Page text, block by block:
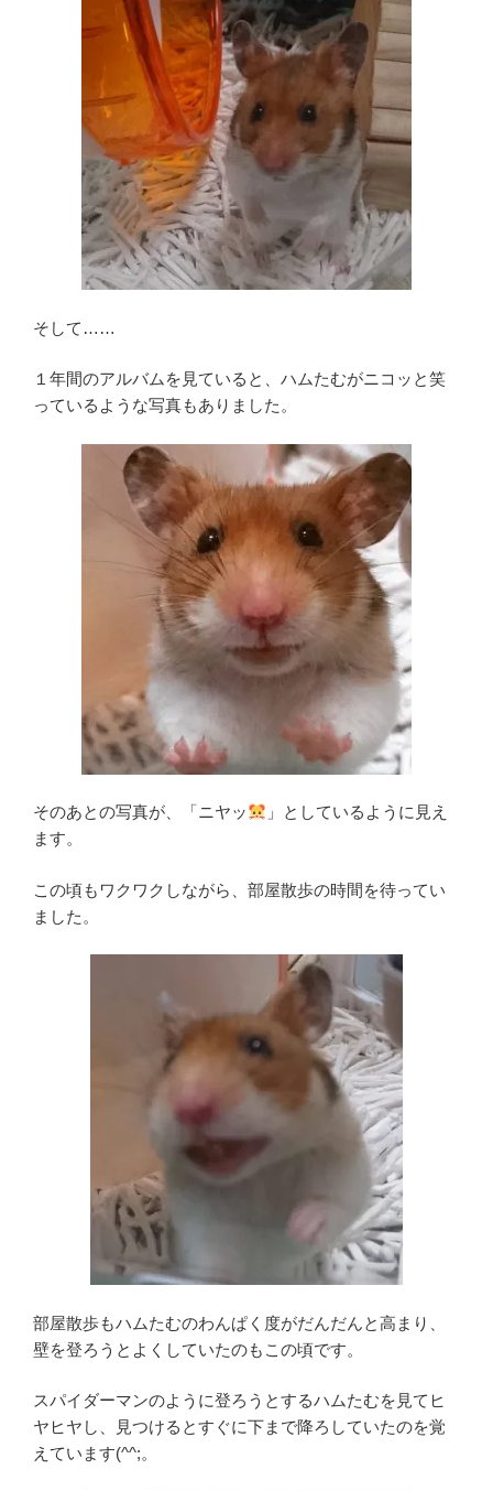
そして……
１年間のアルバムを見ていると、ハムたむがニコッと笑
っているような写真もありました。
そのあとの写真が、「ニヤッ
」としているように見え
ます。
この頃もワクワクしながら、部屋散歩の時間を待ってい
ました。
部屋散歩もハムたむのわんぱく度がだんだんと高まり、
壁を登ろうとよくしていたのもこの頃です。
スパイダーマンのように登ろうとするハムたむを見てヒ
ヤヒヤし、見つけるとすぐに下まで降ろしていたのを覚
えています(^^;。